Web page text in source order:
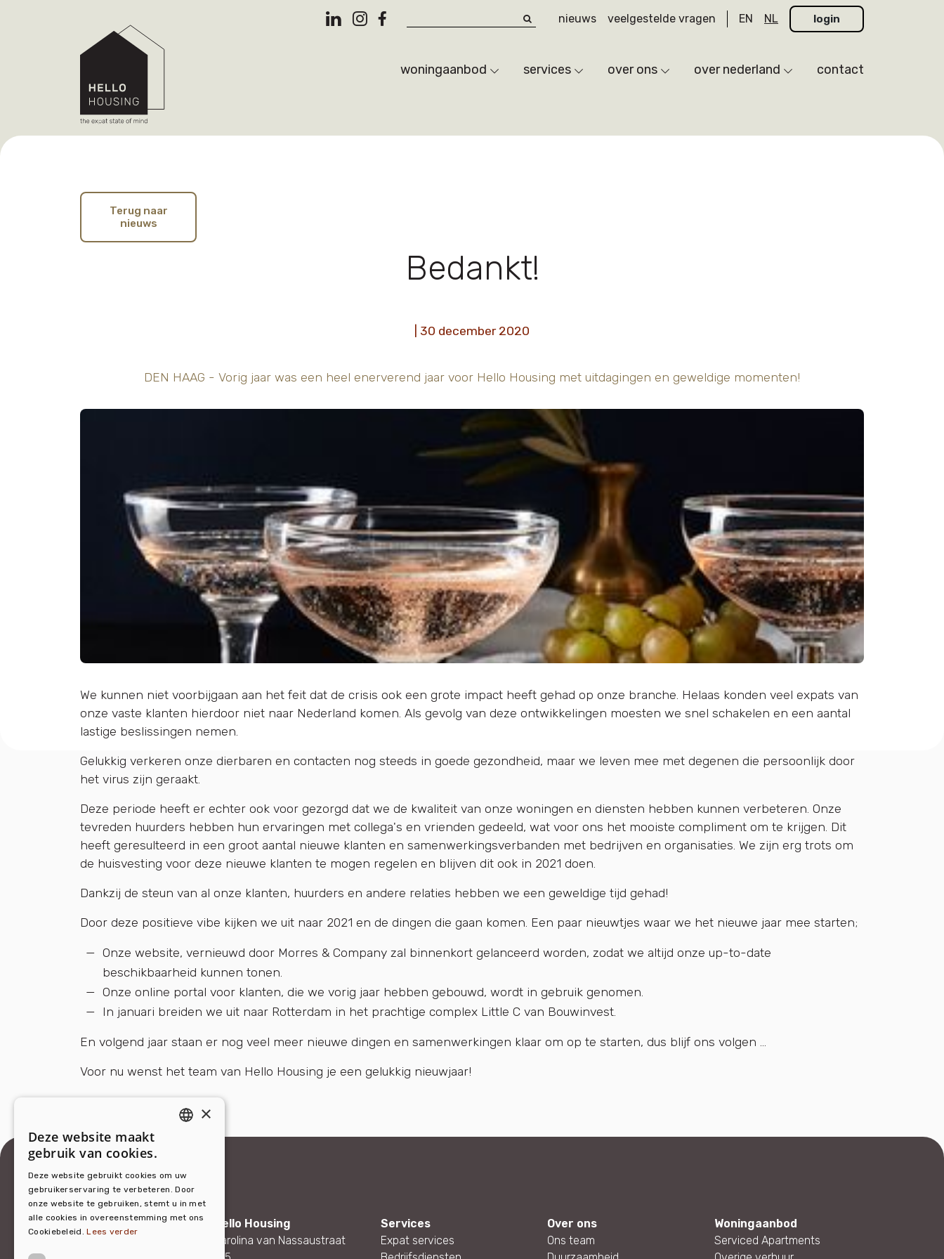
nieuws veelgestelde vragen EN NL login
woningaanbod services over ons over nederland contact
Terug naar
nieuws
Bedankt!
| 30 december 2020
DEN HAAG - Vorig jaar was een heel enerverend jaar voor Hello Housing met uitdagingen en geweldige momenten!
We kunnen niet voorbijgaan aan het feit dat de crisis ook een grote impact heeft gehad op onze branche. Helaas konden veel expats van
onze vaste klanten hierdoor niet naar Nederland komen. Als gevolg van deze ontwikkelingen moesten we snel schakelen en een ​​aantal
lastige beslissingen nemen.
Gelukkig verkeren onze dierbaren en contacten nog steeds in goede gezondheid, maar we leven mee met degenen die persoonlijk door
het virus zijn geraakt.
Deze periode heeft er echter ook voor gezorgd dat we de kwaliteit van onze woningen en diensten hebben kunnen verbeteren. Onze
tevreden huurders hebben hun ervaringen met collega's en vrienden gedeeld, wat voor ons het mooiste compliment om te krijgen. Dit
heeft geresulteerd in een groot aantal nieuwe klanten en samenwerkingsverbanden met bedrijven en organisaties. We zijn erg trots om
de huisvesting voor deze nieuwe klanten te mogen regelen en blijven dit ook in 2021 doen.
Dankzij de steun van al onze klanten, huurders en andere relaties hebben we een geweldige tijd gehad!
Door deze positieve vibe kijken we uit naar 2021 en de dingen die gaan komen. Een paar nieuwtjes waar we het nieuwe jaar mee starten;
Onze website, vernieuwd door Morres & Company zal binnenkort gelanceerd worden, zodat we altijd onze up-to-date
beschikbaarheid kunnen tonen.
Onze online portal voor klanten, die we vorig jaar hebben gebouwd, wordt in gebruik genomen.
In januari breiden we uit naar Rotterdam in het prachtige complex Little C van Bouwinvest.
En volgend jaar staan er nog veel meer nieuwe dingen en samenwerkingen klaar om op te starten, dus blijf ons volgen ...
Voor nu wenst het team van Hello Housing je een gelukkig nieuwjaar!
Hello Housing
Carolina van Nassaustraat
Services
Expat services
Over ons
Ons team
Woningaanbod
Serviced Apartments
×
Deze website maakt
gebruik van cookies.
Deze website gebruikt cookies om uw
gebruikerservaring te verbeteren. Door
onze website te gebruiken, stemt u in met
alle cookies in overeenstemming met ons
Cookiebeleid. Lees verder